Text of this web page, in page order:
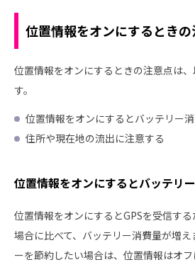
位置情報をオンにするときの
位置情報をオンにするときの注意点は
す。
位置情報をオンにするとバッテリー
住所や現在地の流出に注意する
位置情報をオンにするとバッテリ
位置情報をオンにするとGPSを受信す
場合に比べて、バッテリー消費量が増
ーを節約したい場合は、位置情報はオフ